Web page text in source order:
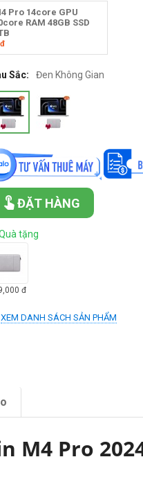
Pro 14core GPU
RAM 48GB SSD
Sắc: Đen Không Gian
ĐẶT HÀNG
tặng
đ
XEM DANH SÁCH SẢN PHẨM
M4 Pro